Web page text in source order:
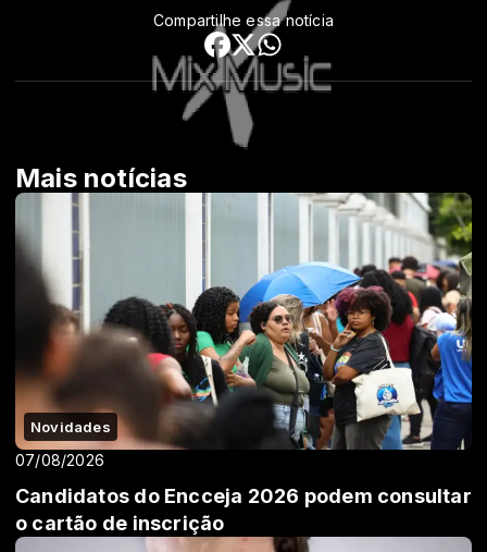
Compartilhe essa notícia
Mais notícias
Novidades
07/08/2026
Candidatos do Encceja 2026 podem consultar
o cartão de inscrição